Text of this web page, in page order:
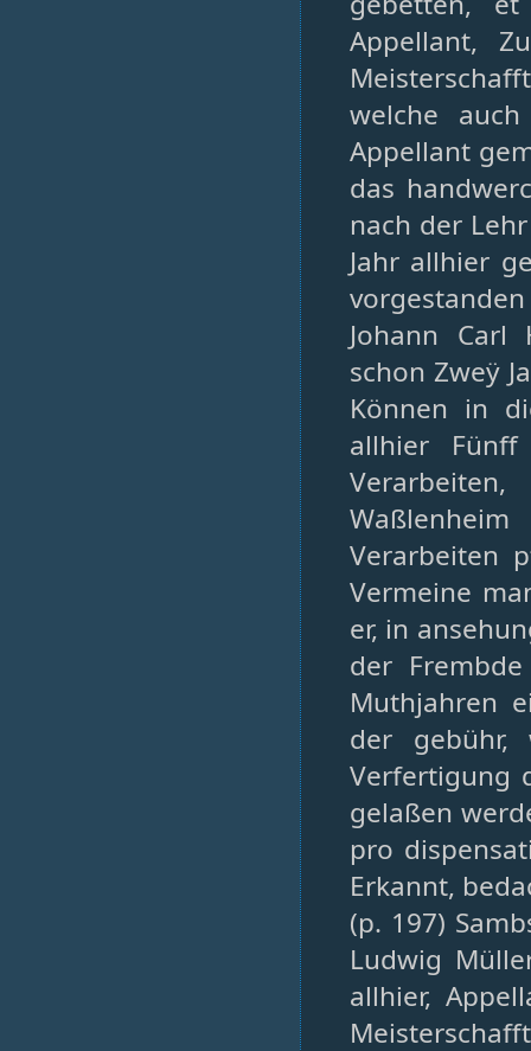
Appellant,
welche
Appellant
das
nach der
Jahr allhier
Johann Carl
schon Zweÿ
Können in
allhier
Verarbeiten
Vermeine
er, in
der
Muthjahren
der gebühr,
Verfertigung
gelaßen
pro
Erkannt,
(p. 197)
Ludwig
allhier,